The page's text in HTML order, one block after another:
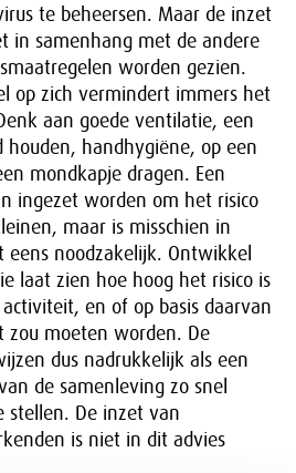
te beheersen. Maar de inzet
in samenhang met de andere
worden gezien.
op zich vermindert immers het
aan goede ventilatie, een
handhygiëne, op een
mondkapje dragen. Een
ingezet worden om het risico
maar is misschien in
eens noodzakelijk. Ontwikkel
laat zien hoe hoog het risico is
en of op basis daarvan
zou moeten worden. De
dus nadrukkelijk als een
de samenleving zo snel
stellen. De inzet van
is niet in dit advies